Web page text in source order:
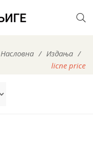
Насловна / Издања /
licne price